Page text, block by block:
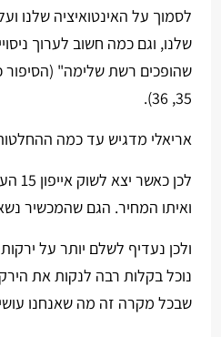
לסמוך על האינטואיציה שלנו
שלנו, וגם כמה חשוב לערוך
שהופכים רשת שלימה" (הסיפור
35, 36).
אריאלי מדגיש עד כמה ההחלטות
ואיתו המחיר. הגם שהמכשיר
ולכן נעדיף לשלם יותר על
נוכל בקלות רבה לנקות את
שבכל מקרה זה מה שאנחנו